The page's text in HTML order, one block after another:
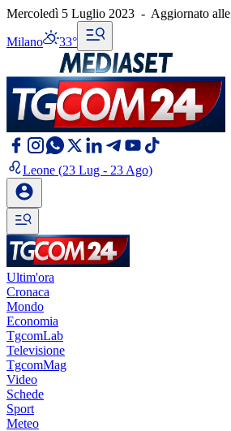
Mercoledì 5 Luglio 2023 - Aggiornato alle
Milano 33°
Leone (23 Lug - 23 Ago)
Ultim'ora
Cronaca
Mondo
Economia
TgcomLab
Televisione
TgcomMag
Video
Schede
Sport
Meteo